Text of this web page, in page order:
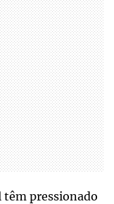
têm pressionado